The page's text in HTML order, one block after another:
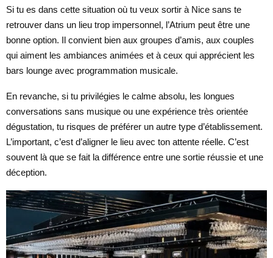
Si tu es dans cette situation où tu veux sortir à Nice sans te
retrouver dans un lieu trop impersonnel, l’Atrium peut être une
bonne option. Il convient bien aux groupes d’amis, aux couples
qui aiment les ambiances animées et à ceux qui apprécient les
bars lounge avec programmation musicale.
En revanche, si tu privilégies le calme absolu, les longues
conversations sans musique ou une expérience très orientée
dégustation, tu risques de préférer un autre type d’établissement.
L’important, c’est d’aligner le lieu avec ton attente réelle. C’est
souvent là que se fait la différence entre une sortie réussie et une
déception.